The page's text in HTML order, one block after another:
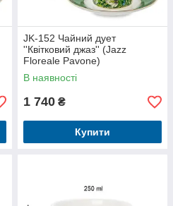
JK-152 Чайний дует
''Квітковий джаз'' (Jazz
Floreale Pavone)
В наявності
1 740 ₴
Купити